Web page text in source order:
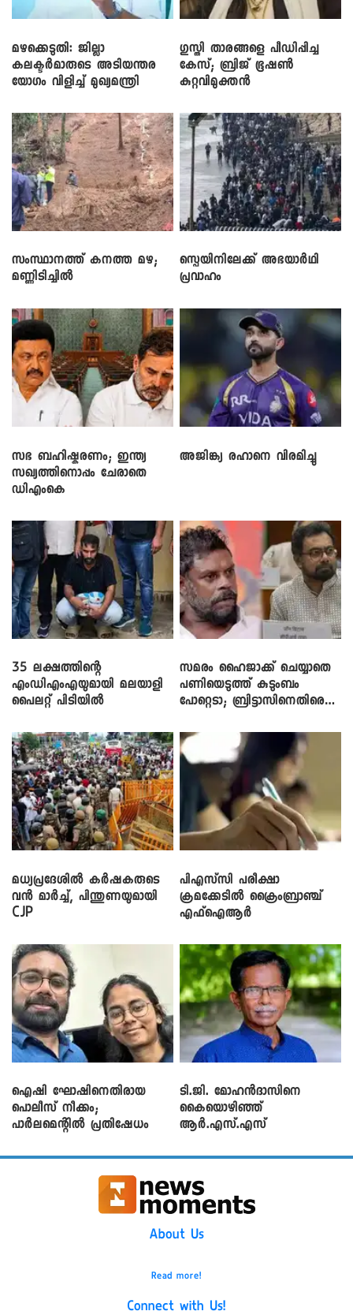
മഴക്കെടുതി: ജില്ലാ
കലക്ടർമാരുടെ അടിയന്തര
യോഗം വിളിച്ച് മുഖ്യമന്ത്രി
​ഗുസ്തി താരങ്ങളെ പീഡിപ്പിച്ച
കേസ്; ബ്രിജ് ഭൂഷൺ
കുറ്റവിമുക്തൻ
സംസ്ഥാനത്ത് കനത്ത മഴ;
മണ്ണിടിച്ചിൽ
സ്പെയിനിലേക്ക് അഭയാർഥി
പ്രവാഹം
സഭ ബഹിഷ്കരണം; ഇന്ത്യ
സഖ്യത്തിനൊപ്പം ചേരാതെ
ഡിഎംകെ
അജിങ്ക്യ രഹാനെ വിരമിച്ചു
35 ലക്ഷത്തിന്റെ
എംഡിഎംഎയുമായി മലയാളി
പൈലറ്റ് പിടിയിൽ
സമരം ഹൈജാക്ക് ചെയ്യാതെ
പണിയെടുത്ത് കുടുംബം
പോറ്റെടാ; ബ്രിട്ടാസിനെതിരെ
മധ്യപ്രദേശിൽ കർഷകരുടെ
വൻ മാർച്ച്, പിന്തുണയുമായി
CJP
പിഎസ്‌സി പരീക്ഷാ
ക്രമക്കേ‌ടിൽ ക്രൈംബ്രാഞ്ച്
എഫ്ഐആർ
ഐഷി ഘോഷിനെതിരായ
പൊലീസ് നീക്കം;
പാര്‍ലമെന്റിൽ പ്രതിഷേധം
ടി.ജി. മോഹൻദാസിനെ
കൈയൊഴിഞ്ഞ്
ആർ.എസ്.എസ്
About Us
Read more!
Connect with Us!